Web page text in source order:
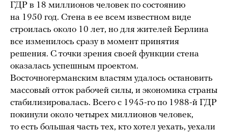
ГДР в 18 миллионов человек по состоянию
на 1950 год. Стена в ее всем известном виде
строилась около 10 лет, но для жителей Берлина
все изменилось сразу в момент принятия
решения. С точки зрения своей функции стена
оказалась успешным проектом.
Восточногерманским властям удалось остановить
массовый отток рабочей силы, и экономика страны
стабилизировалась. Всего с 1945-го по 1988-й ГДР
покинули около четырех миллионов человек,
то есть большая часть тех, кто хотел уехать, уехали